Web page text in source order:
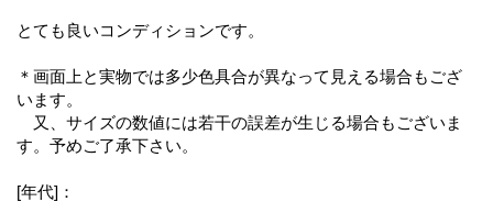
とても良いコンディションです。
＊画面上と実物では多少色具合が異なって見える場合もござ
います。
又、サイズの数値には若干の誤差が生じる場合もございま
す。予めご了承下さい。
[年代]：